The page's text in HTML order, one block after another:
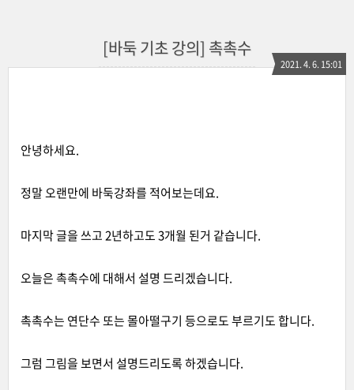
[바둑 기초 강의] 촉촉수
2021. 4. 6. 15:01
안녕하세요.
정말 오랜만에 바둑강좌를 적어보는데요.
마지막 글을 쓰고 2년하고도 3개월 된거 같습니다.
오늘은 촉촉수에 대해서 설명 드리겠습니다.
촉촉수는 연단수 또는 몰아떨구기 등으로도 부르기도 합니다.
그럼 그림을 보면서 설명드리도록 하겠습니다.